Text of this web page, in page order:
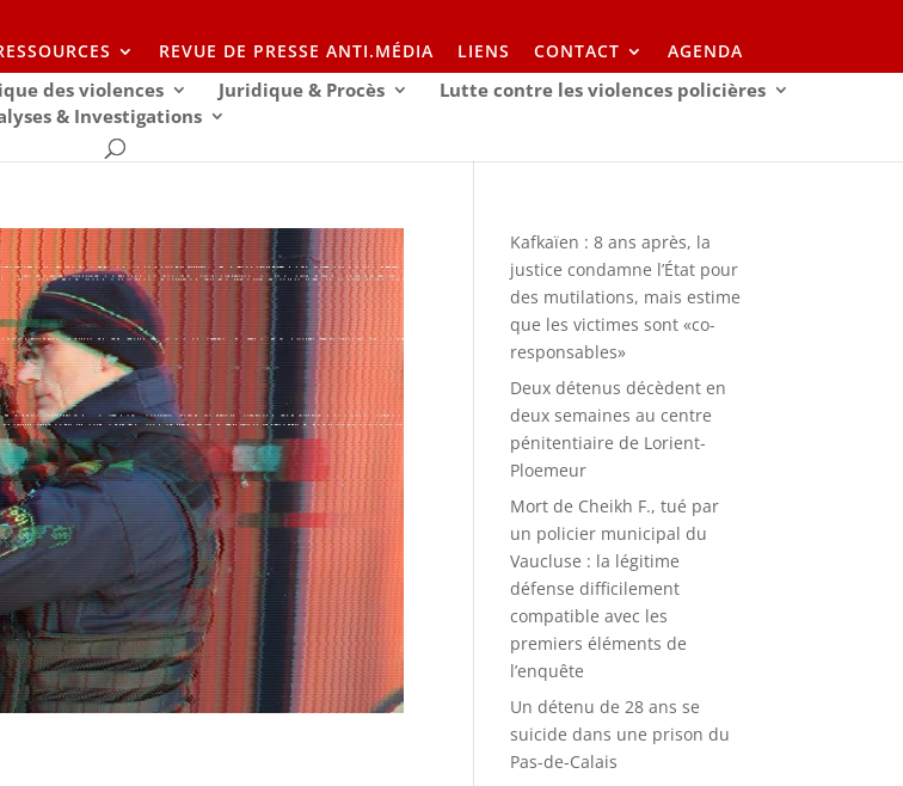
REVUE DE PRESSE ANTI.MÉDIA LIENS CONTACT AGENDA
des violences Juridique & Procès
Lutte contre les violences policières
& Investigations
Kafkaïen : 8 ans après, la
justice condamne l’État pour
des mutilations, mais estime
que les victimes sont «co-
responsables»
Deux détenus décèdent en
deux semaines au centre
pénitentiaire de Lorient-
Ploemeur
Mort de Cheikh F., tué par
un policier municipal du
Vaucluse : la légitime
défense difficilement
compatible avec les
premiers éléments de
l’enquête
Un détenu de 28 ans se
suicide dans une prison du
Pas-de-Calais